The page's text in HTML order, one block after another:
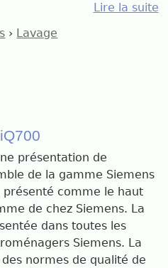
Lire la suite
› Lavage
présentation de
de la gamme Siemens
présenté comme le haut
de chez Siemens. La
dans toutes les
Siemens. La
normes de qualité de